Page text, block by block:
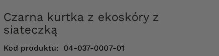
Czarna kurtka z ekoskóry z
siateczką
Kod produktu: 04-037-0007-01